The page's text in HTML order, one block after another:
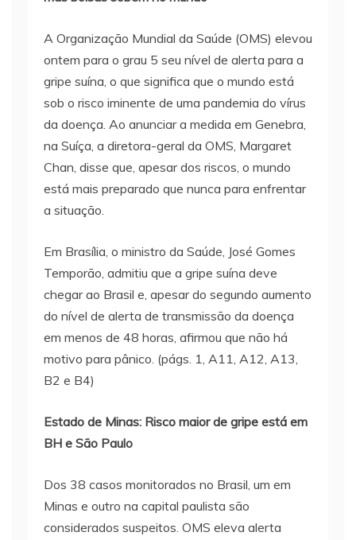
A Organização Mundial da Saúde (OMS) elevou
ontem para o grau 5 seu nível de alerta para a
gripe suína, o que significa que o mundo está
sob o risco iminente de uma pandemia do vírus
da doença. Ao anunciar a medida em Genebra,
na Suíça, a diretora-geral da OMS, Margaret
Chan, disse que, apesar dos riscos, o mundo
está mais preparado que nunca para enfrentar
a situação.
Em Brasília, o ministro da Saúde, José Gomes
Temporão, admitiu que a gripe suína deve
chegar ao Brasil e, apesar do segundo aumento
do nível de alerta de transmissão da doença
em menos de 48 horas, afirmou que não há
motivo para pânico. (págs. 1, A11, A12, A13,
B2 e B4)
Estado de Minas: Risco maior de gripe está em
BH e São Paulo
Dos 38 casos monitorados no Brasil, um em
Minas e outro na capital paulista são
considerados suspeitos. OMS eleva alerta